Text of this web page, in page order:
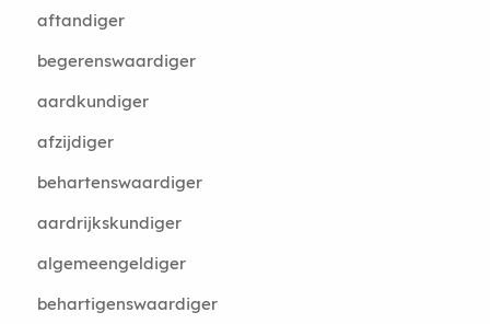
aftandiger
begerenswaardiger
aardkundiger
afzijdiger
behartenswaardiger
aardrijkskundiger
algemeengeldiger
behartigenswaardiger